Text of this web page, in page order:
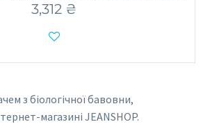
3,312 ₴

з біологічної бавовни,
магазині JEANSHOP.